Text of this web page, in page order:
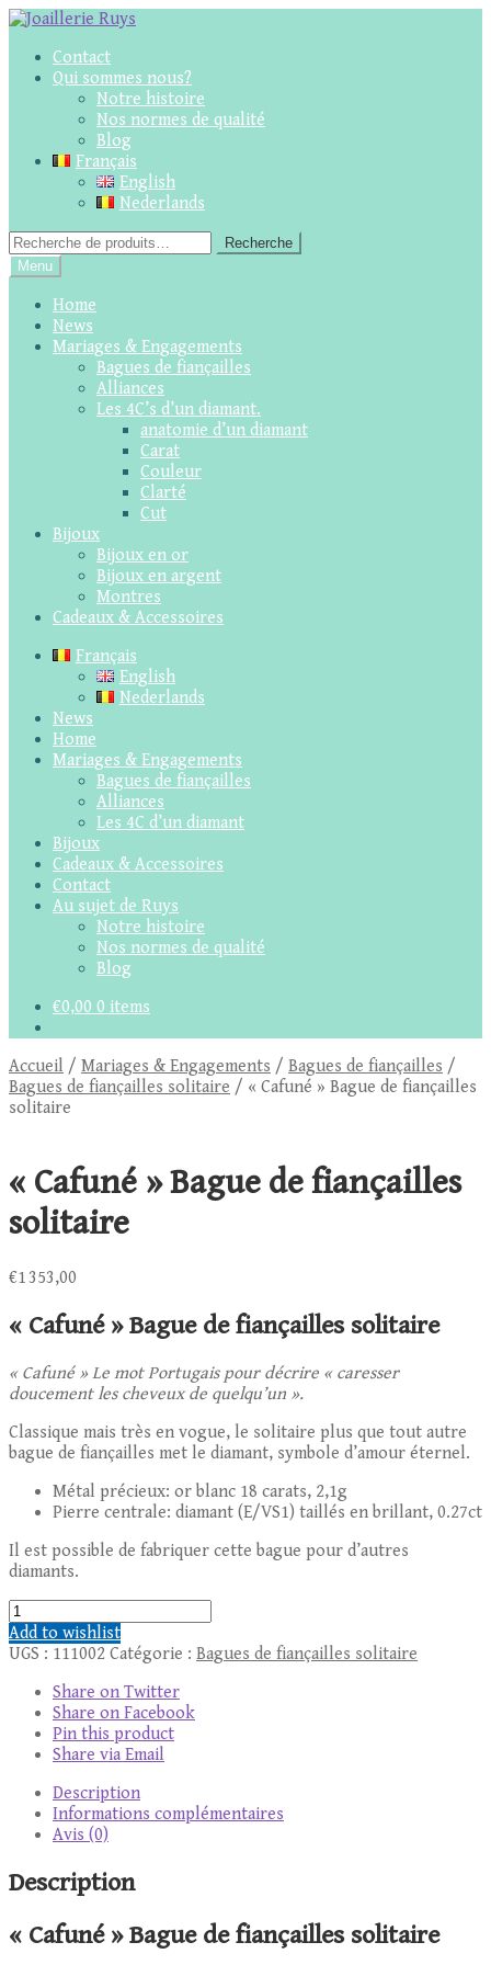
Skip
navigation
Skip
contentContact
Qui sommes nous?
Notre histoire
Nos normes de qualité
Blog
Français
English
Nederlands
Recherche
pour :
Recherche
Menu
Home
News
Mariages & Engagements
Bagues de fiançailles
Alliances
Les 4C’s d’un diamant.
anatomie d’un diamant
Carat
Couleur
Clarté
Cut
Bijoux
Bijoux en or
Bijoux en argent
Montres
Cadeaux & Accessoires
Français
English
Nederlands
News
Home
Mariages & Engagements
Bagues de fiançailles
Alliances
Les 4C d’un diamant
Bijoux
Cadeaux & Accessoires
Contact
Au sujet de Ruys
Notre histoire
Nos normes de qualité
Blog
€0,00 0 items
Accueil / Mariages & Engagements / Bagues de fiançailles /
Bagues de fiançailles solitaire / « Cafuné » Bague de fiançailles
solitaire
« Cafuné » Bague de fiançailles
solitaire
€1 353,00
« Cafuné » Bague de fiançailles solitaire
« Cafuné » Le mot Portugais pour décrire « caresser
doucement les cheveux de quelqu’un ».
Classique mais très en vogue, le solitaire plus que tout autre
bague de fiançailles met le diamant, symbole d’amour éternel.
Métal précieux: or blanc 18 carats, 2,1g
Pierre centrale: diamant (E/VS1) taillés en brillant, 0.27ct
Il est possible de fabriquer cette bague pour d’autres
diamants.
quantité
de
"Cafuné"
fiançailles
solitaire
Add to wishlist
UGS : 111002 Catégorie : Bagues de fiançailles solitaire
Share on Twitter
Share on Facebook
Pin this product
Share via Email
Description
Informations complémentaires
Avis (0)
Description
« Cafuné » Bague de fiançailles solitaire